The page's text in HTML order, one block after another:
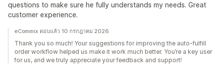
questions to make sure he fully understands my needs. Great
customer experience.
eCommix ตอบแล้ว 10 กรกฎาคม 2026
Thank you so much! Your suggestions for improving the auto-fulfill
order workflow helped us make it work much better. You’re a key user
for us, and we truly appreciate your feedback and support!